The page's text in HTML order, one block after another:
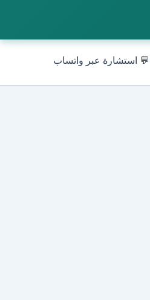
💬 استشارة عبر واتساب